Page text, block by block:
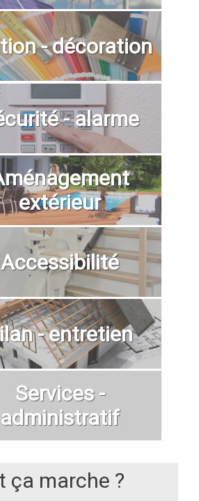
- décoration
- alarme
extérieur
Accessibilité
- entretien
Services -
administratif
ça marche ?